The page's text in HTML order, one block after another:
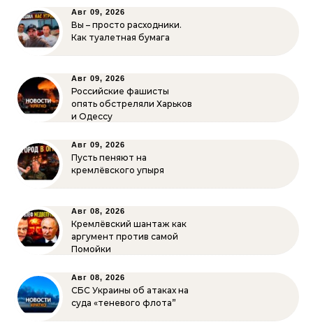
Авг 09, 2026
Вы – просто расходники.
Как туалетная бумага
Авг 09, 2026
Российские фашисты
опять обстреляли Харьков
и Одессу
Авг 09, 2026
Пусть пеняют на
кремлёвского упыря
Авг 08, 2026
Кремлёвский шантаж как
аргумент против самой
Помойки
Авг 08, 2026
СБС Украины об атаках на
суда «теневого флота”